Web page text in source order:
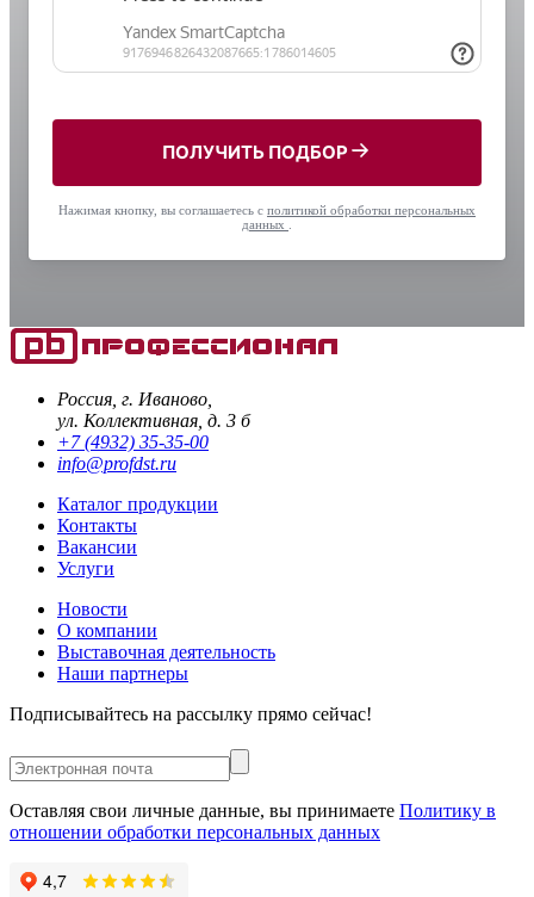
ПОЛУЧИТЬ ПОДБОР
Нажимая кнопку, вы соглашаетесь с политикой обработки персональных
данных
Россия, г. Иваново,
ул. Коллективная, д. 3 б
+7 (4932) 35-35-00
info@profdst.ru
Каталог продукции
Контакты
Вакансии
Услуги
Новости
О компании
Выставочная деятельность
Наши партнеры
Подписывайтесь на рассылку прямо сейчас!
Оставляя свои личные данные, вы принимаете Политику в
отношении обработки персональных данных